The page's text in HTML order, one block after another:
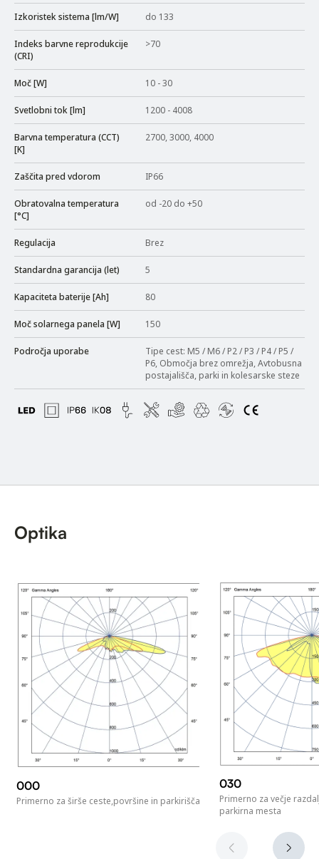
Izkoristek sistema [lm/W] do 133
Indeks barvne reprodukcije
(CRI)
>70
Moč [W] 10 - 30
Svetlobni tok [lm] 1200 - 4008
Barvna temperatura (CCT)
[K]
2700, 3000, 4000
Zaščita pred vdorom IP66
Obratovalna temperatura
[°C]
od -20 do +50
Regulacija Brez
Standardna garancija (let) 5
Kapaciteta baterije [Ah] 80
Moč solarnega panela [W] 150
Področja uporabe
Tipe cest: M5 / M6 / P2 / P3 / P4 / P5 /
P6, Območja brez omrežja, Avtobusna
postajališča, parki in kolesarske steze
Optika
000
Primerno za širše ceste,površine in parkirišča
030
Primerno za večje
parkirna mesta